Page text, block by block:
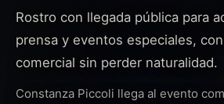
Rostro con llegada pública para
prensa y eventos especiales,
comercial sin perder naturalidad.
Constanza Piccoli llega al evento